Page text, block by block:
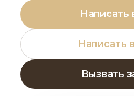
Написать
Написать
Вызвать